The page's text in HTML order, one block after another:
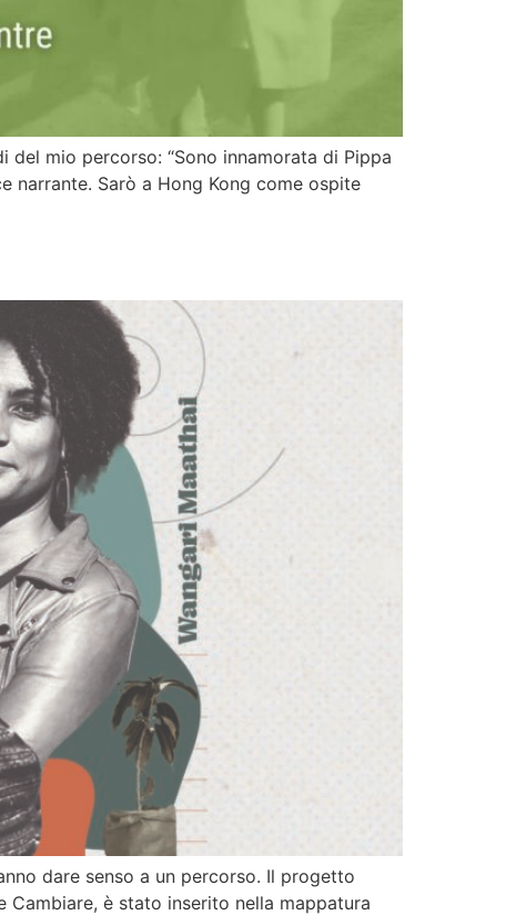
mio percorso: “Sono innamorata di Pippa
narrante. Sarò a Hong Kong come ospite
dare senso a un percorso. Il progetto
Cambiare, è stato inserito nella mappatura